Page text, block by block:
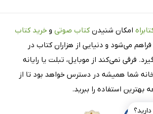
امکان شنیدن کتاب صوتی و خرید کتاب
فراهم می‌شود و دنیایی از هزاران کتاب در
فرقی نمی‌کند از موبایل، تبلت یا رایانه
شما همیشه در دسترس خواهد بود تا از
بهترین استفاده را ببرید.